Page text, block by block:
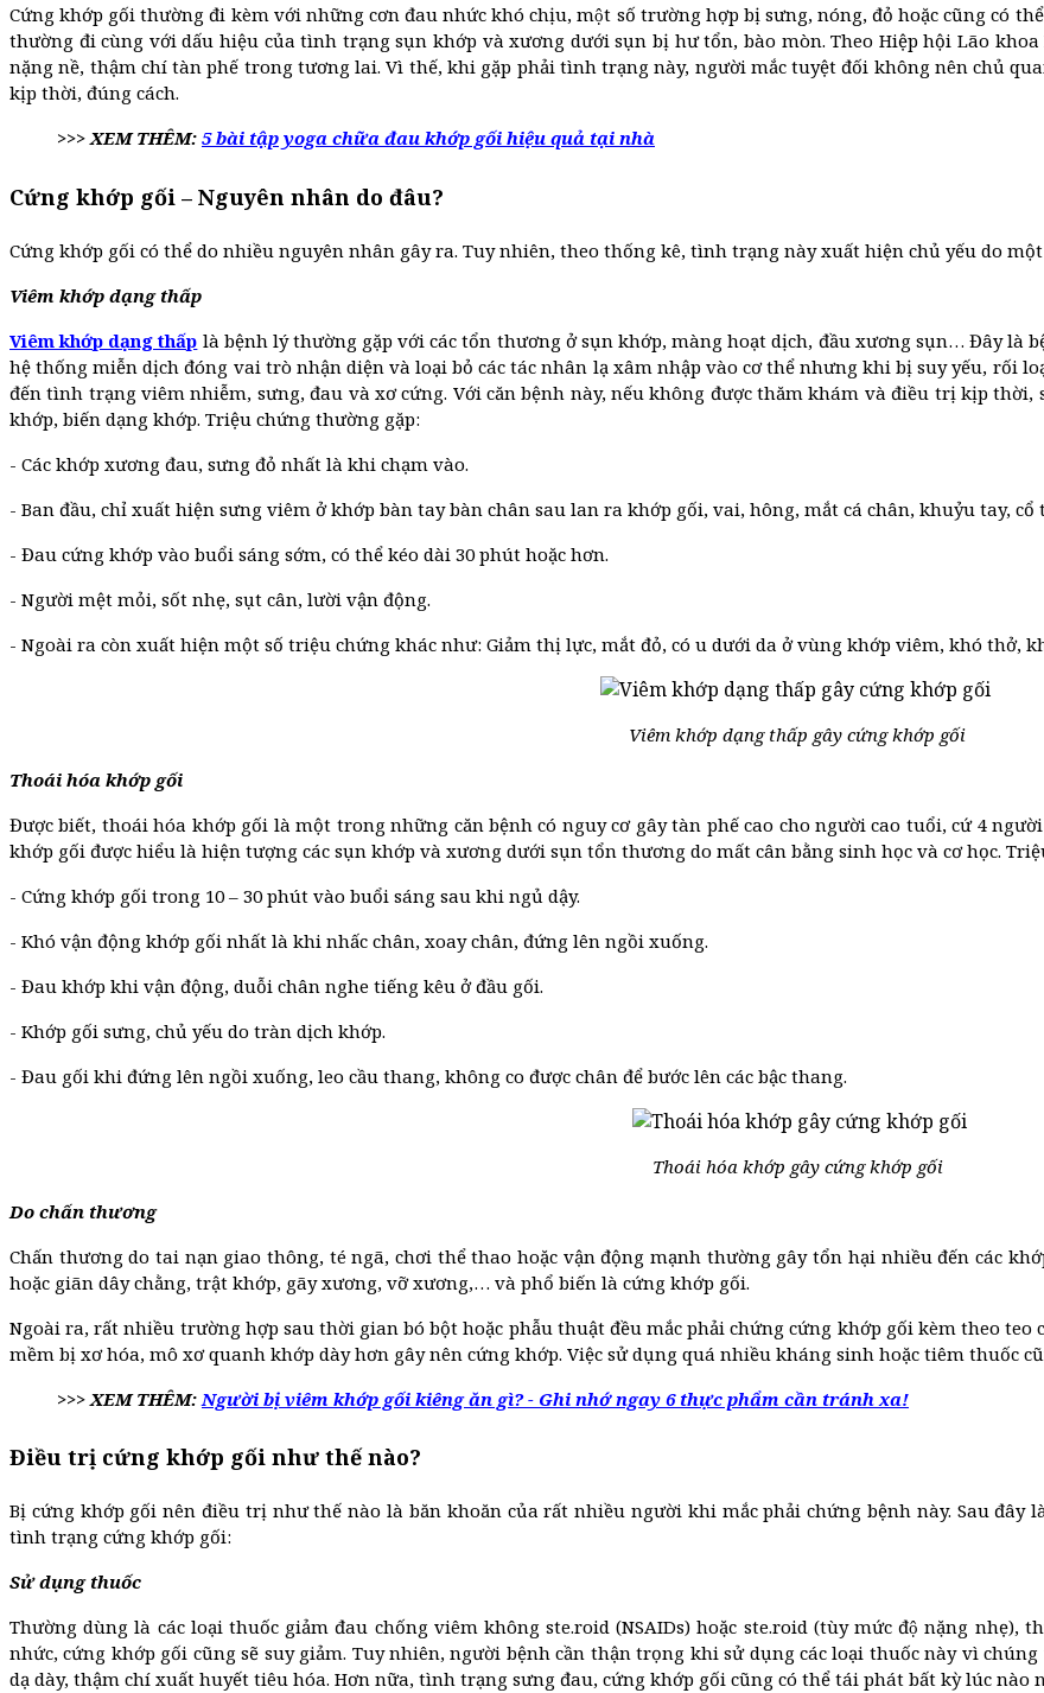
Cứng khớp gối thường đi kèm với những cơn đau nhức khó chịu, một số trường hợp bị sưng, nóng, đỏ hoặc cũng có
thường đi cùng với dấu hiệu của tình trạng sụn khớp và xương dưới sụn bị hư tổn, bào mòn. Theo Hiệp hội Lão
nặng nề, thậm chí tàn phế trong tương lai. Vì thế, khi gặp phải tình trạng này, người mắc tuyệt đối không nên chủ
kịp thời, đúng cách.
>>> XEM THÊM: 5 bài tập yoga chữa đau khớp gối hiệu quả tại nhà
Cứng khớp gối – Nguyên nhân do đâu?
Cứng khớp gối có thể do nhiều nguyên nhân gây ra. Tuy nhiên, theo thống kê, tình trạng này xuất hiện chủ yếu do một
Viêm khớp dạng thấp
Viêm khớp dạng thấp là bệnh lý thường gặp với các tổn thương ở sụn khớp, màng hoạt dịch, đầu xương sụn… Đây là
hệ thống miễn dịch đóng vai trò nhận diện và loại bỏ các tác nhân lạ xâm nhập vào cơ thể nhưng khi bị suy yếu, rối
đến tình trạng viêm nhiễm, sưng, đau và xơ cứng. Với căn bệnh này, nếu không được thăm khám và điều trị kịp thời,
khớp, biến dạng khớp. Triệu chứng thường gặp:
- Các khớp xương đau, sưng đỏ nhất là khi chạm vào.
- Ban đầu, chỉ xuất hiện sưng viêm ở khớp bàn tay bàn chân sau lan ra khớp gối, vai, hông, mắt cá chân, khuỷu tay, cổ
- Đau cứng khớp vào buổi sáng sớm, có thể kéo dài 30 phút hoặc hơn.
- Người mệt mỏi, sốt nhẹ, sụt cân, lười vận động.
- Ngoài ra còn xuất hiện một số triệu chứng khác như: Giảm thị lực, mắt đỏ, có u dưới da ở vùng khớp viêm, khó thở,
Viêm khớp dạng thấp gây cứng khớp gối
Thoái hóa khớp gối
Được biết, thoái hóa khớp gối là một trong những căn bệnh có nguy cơ gây tàn phế cao cho người cao tuổi, cứ 4
khớp gối được hiểu là hiện tượng các sụn khớp và xương dưới sụn tổn thương do mất cân bằng sinh học và cơ học.
- Cứng khớp gối trong 10 – 30 phút vào buổi sáng sau khi ngủ dậy.
- Khó vận động khớp gối nhất là khi nhấc chân, xoay chân, đứng lên ngồi xuống.
- Đau khớp khi vận động, duỗi chân nghe tiếng kêu ở đầu gối.
- Khớp gối sưng, chủ yếu do tràn dịch khớp.
- Đau gối khi đứng lên ngồi xuống, leo cầu thang, không co được chân để bước lên các bậc thang.
Thoái hóa khớp gây cứng khớp gối
Do chấn thương
Chấn thương do tai nạn giao thông, té ngã, chơi thể thao hoặc vận động mạnh thường gây tổn hại nhiều đến các
hoặc giãn dây chằng, trật khớp, gãy xương, vỡ xương,… và phổ biến là cứng khớp gối.
Ngoài ra, rất nhiều trường hợp sau thời gian bó bột hoặc phẫu thuật đều mắc phải chứng cứng khớp gối kèm theo teo
mềm bị xơ hóa, mô xơ quanh khớp dày hơn gây nên cứng khớp. Việc sử dụng quá nhiều kháng sinh hoặc tiêm thuốc
>>> XEM THÊM: Người bị viêm khớp gối kiêng ăn gì? - Ghi nhớ ngay 6 thực phẩm cần tránh xa!
Điều trị cứng khớp gối như thế nào?
Bị cứng khớp gối nên điều trị như thế nào là băn khoăn của rất nhiều người khi mắc phải chứng bệnh này. Sau đây
tình trạng cứng khớp gối:
Sử dụng thuốc
Thường dùng là các loại thuốc giảm đau chống viêm không ste.roid (NSAIDs) hoặc ste.roid (tùy mức độ nặng nhẹ),
nhức, cứng khớp gối cũng sẽ suy giảm. Tuy nhiên, người bệnh cần thận trọng khi sử dụng các loại thuốc này vì
dạ dày, thậm chí xuất huyết tiêu hóa. Hơn nữa, tình trạng sưng đau, cứng khớp gối cũng có thể tái phát bất kỳ lúc nào